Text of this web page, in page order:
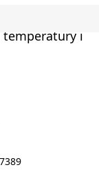
temperatury i